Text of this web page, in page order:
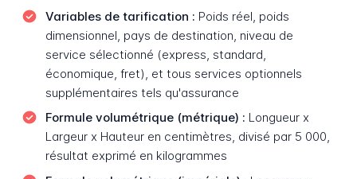
Variables de tarification : Poids réel, poids
dimensionnel, pays de destination, niveau de
service sélectionné (express, standard,
économique, fret), et tous services optionnels
supplémentaires tels qu'assurance
Formule volumétrique (métrique) : Longueur x
Largeur x Hauteur en centimètres, divisé par 5 000,
résultat exprimé en kilogrammes